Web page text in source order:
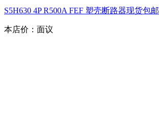
S5H630 4P R500A FEF 塑壳断路器现货包邮
本店价： 面议